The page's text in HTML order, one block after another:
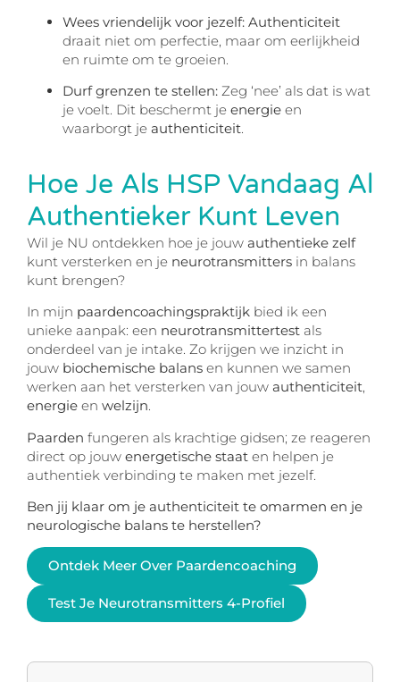
Wees vriendelijk voor jezelf: Authenticiteit
draait niet om perfectie, maar om eerlijkheid
en ruimte om te groeien.
Durf grenzen te stellen: Zeg ‘nee’ als dat is wat
je voelt. Dit beschermt je energie en
waarborgt je authenticiteit.
Hoe Je Als HSP Vandaag Al
Authentieker Kunt Leven
Wil je NU ontdekken hoe je jouw authentieke zelf
kunt versterken en je neurotransmitters in balans
kunt brengen?
In mijn paardencoachingspraktijk bied ik een
unieke aanpak: een neurotransmittertest als
onderdeel van je intake. Zo krijgen we inzicht in
jouw biochemische balans en kunnen we samen
werken aan het versterken van jouw authenticiteit,
energie en welzijn.
Paarden fungeren als krachtige gidsen; ze reageren
direct op jouw energetische staat en helpen je
authentiek verbinding te maken met jezelf.
Ben jij klaar om je authenticiteit te omarmen en je
neurologische balans te herstellen?
Ontdek Meer Over Paardencoaching
Test Je Neurotransmitters 4-Profiel